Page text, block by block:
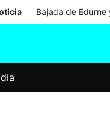
Bajada de Edurne